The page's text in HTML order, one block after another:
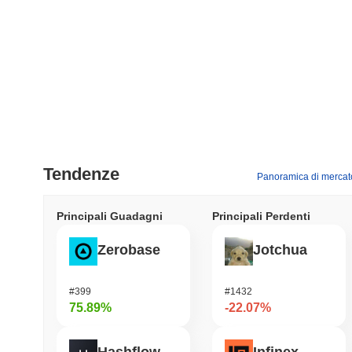
Tendenze Panoramica di
Principali Guadagni
Zerobase
#399
75.89%
Principali Perdenti
Jotchua
#1432
-22.07%